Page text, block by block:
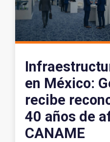
en México:
recibe
40 años de
CANAME